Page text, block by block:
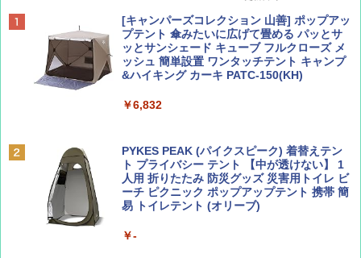
ディズニーファン ２０２６年 ９月号 [雑
誌] (ＤＩＳＮＥＹ ＦＡＮ)
￥713
￥1,540
D40 地球の歩き方 チェンマイ タイ北部の魅
力的な町 2026～2027 地球の歩き方D アジア
￥2,079
￥2,479
ァキア 2026～2027 地球の歩き方A ヨーロッ
[キャンパーズコレクション 山善] ポップアッ
プテント 傘みたいに広げて畳める パッとサ
ッとサンシェード キューブ フルクローズ メ
ッシュ 簡単設置 ワンタッチテント キャンプ
&ハイキング カーキ PATC-150(KH)
￥6,832
PYKES PEAK (パイクスピーク) 着替えテン
ト プライバシー テント 【中が透けない】 1
人用 折りたたみ 防災グッズ 災害用トイレ ビ
ーチ ピクニック ポップアップテント 携帯 簡
易 トイレテント (オリーブ)
￥-